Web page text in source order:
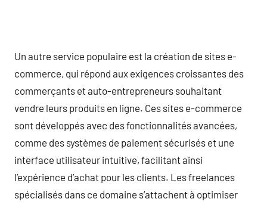
Un autre service populaire est la création de sites e-
commerce, qui répond aux exigences croissantes des
commerçants et auto-entrepreneurs souhaitant
vendre leurs produits en ligne. Ces sites e-commerce
sont développés avec des fonctionnalités avancées,
comme des systèmes de paiement sécurisés et une
interface utilisateur intuitive, facilitant ainsi
l’expérience d’achat pour les clients. Les freelances
spécialisés dans ce domaine s’attachent à optimiser